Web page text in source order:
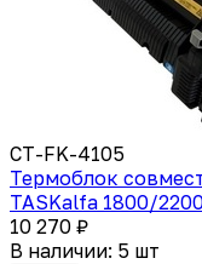
CT-FK-4105
Термоблок
TASKalfa 1800/
10 270 ₽
В наличии: 5 шт